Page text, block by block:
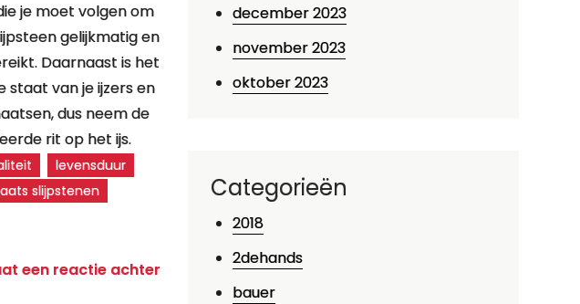
je moet volgen om
gelijkmatig en
Daarnaast is het
staat van je ijzers en
dus neem de
rit op het ijs.
levensduur
slijpstenen
een reactie achterop
december 2023
november 2023
oktober 2023
Categorieën
2018
2dehands
bauer